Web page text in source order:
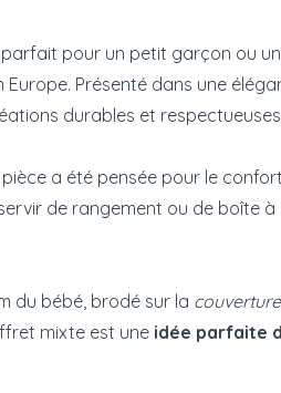
pour un petit garçon ou
Présenté dans une
durables et
a été pensée pour le
de rangement ou de boîte
du bébé, brodé sur la couverture
mixte est une idée parfaite